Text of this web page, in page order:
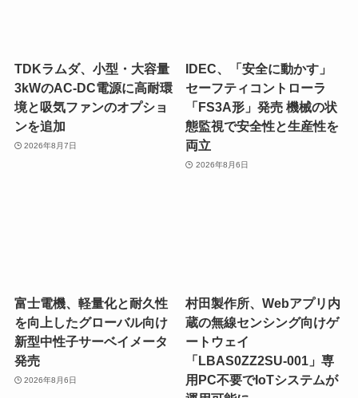
TDKラムダ、小型・大容量
3kWのAC-DC電源に高耐環
境と吸気ファンのオプショ
ンを追加
2026年8月7日
IDEC、「安全に動かす」
セーフティコントローラ
「FS3A形」発売 機械の状
態監視で安全性と生産性を
両立
2026年8月6日
富士電機、軽量化と耐久性
を向上したグローバル向け
新型中性子サーベイメータ
発売
2026年8月6日
村田製作所、Webアプリ内
蔵の無線センシング向けゲ
ートウェイ
「LBAS0ZZ2SU-001」専
用PC不要でIoTシステムが